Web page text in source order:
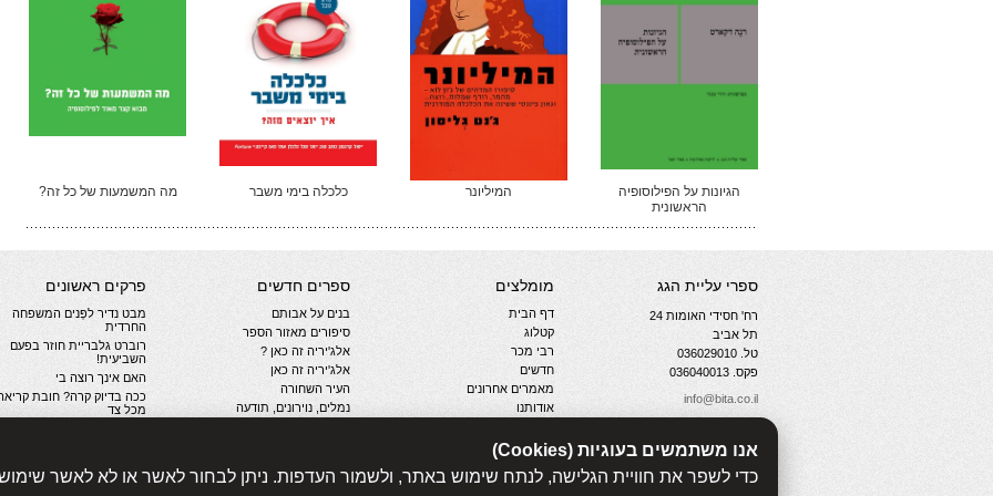
אנו משתמשים בעוגיות (Cookies)
כדי לשפר את חוויית הגלישה, לנתח שימוש באתר, ולשמור העדפות. ניתן לבחור לאשר או לא לאשר
הגיונות על הפילוסופיה
הראשונית
המיליונר כלכלה בימי משבר מה המשמעות של כל זה?
ספרי עליית הגג
רח' חסידי האומות 24
תל אביב
טל. 036029010
פקס. 036040013
info@bita.co.il
WebManager
מומלצים
דף הבית
קטלוג
רבי מכר
חדשים
מאמרים אחרונים
אודותנו
מדיניות פרטיות
ספרים חדשים
בנים על אבותם
סיפורים מאזור הספר
אלג'יריה זה כאן ?
אלג'יריה זה כאן
העיר השחורה
נמלים, נוירונים, תודעה
האם אינך רוצה בי
פרקים ראשונים
מבט נדיר לפְּנים המשפחה
החרדית
רוברט גלבריית חוזר בפעם
השביעית!
האם אינך רוצה בי
ככה בדיוק קרה? חובת
מכל צד
הסופר חיים סבתו כותב על